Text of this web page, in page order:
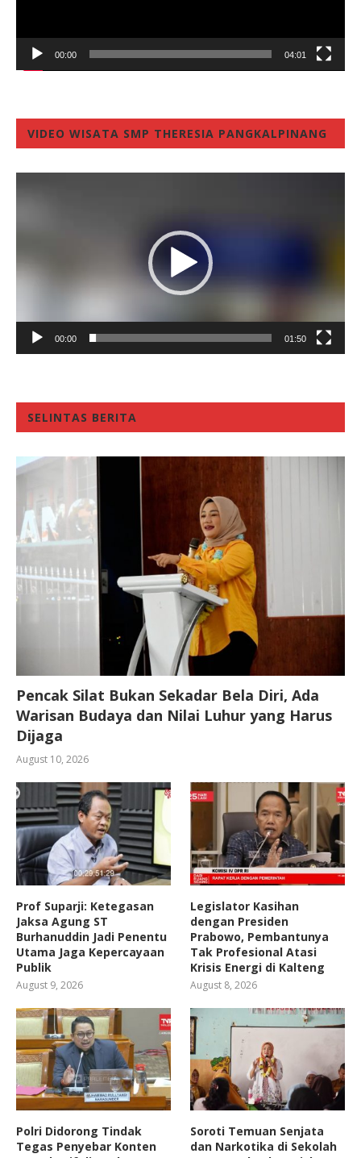
00:00 04:01
VIDEO WISATA SMP THERESIA PANGKALPINANG
00:00 01:50
SELINTAS BERITA
Pencak Silat Bukan Sekadar Bela Diri, Ada
Warisan Budaya dan Nilai Luhur yang Harus
Dijaga
August 10, 2026
Prof Suparji: Ketegasan
Jaksa Agung ST
Burhanuddin Jadi Penentu
Utama Jaga Kepercayaan
Publik
August 9, 2026
Legislator Kasihan
dengan Presiden
Prabowo, Pembantunya
Tak Profesional Atasi
Krisis Energi di Kalteng
August 8, 2026
Polri Didorong Tindak
Tegas Penyebar Konten
Soroti Temuan Senjata
dan Narkotika di Sekolah